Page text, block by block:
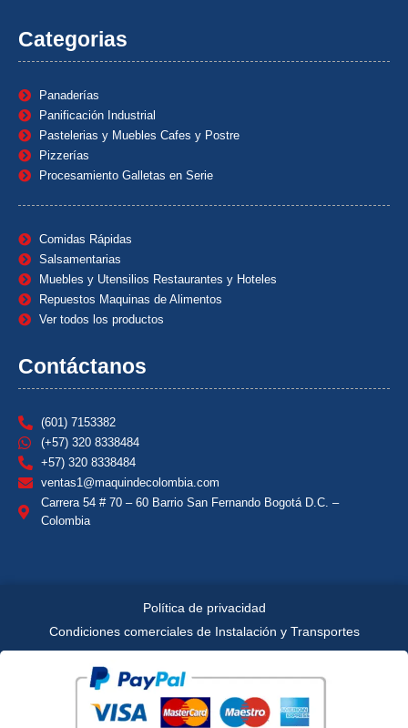
Categorias
Panaderías
Panificación Industrial
Pastelerias y Muebles Cafes y Postre
Pizzerías
Procesamiento Galletas en Serie
Comidas Rápidas
Salsamentarias
Muebles y Utensilios Restaurantes y Hoteles
Repuestos Maquinas de Alimentos
Ver todos los productos
Contáctanos
(601) 7153382
(+57) 320 8338484
+57) 320 8338484
ventas1@maquindecolombia.com
Carrera 54 # 70 – 60 Barrio San Fernando Bogotá D.C. –
Colombia
Política de privacidad
Condiciones comerciales de Instalación y Transportes